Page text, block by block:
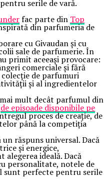
serile de vară.
fac parte din Top
din parfumeria de
cu Givaudan și cu
sale de parfumerie. În
primit aceeași provocare:
comerciale și fără
de parfumuri
și al ingredientelor
mult decât parfumul din
de episoade disponibile pe
proces de creație, de
până la competiția
un răspuns universal. Dacă
și energice,
ideală. Dacă
personalitate, notele de
sunt perfecte pentru serile